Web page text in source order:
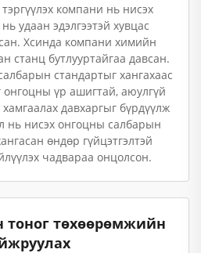
компани нь нисэх
удаан эдэлгээтэй хувцас
Хсинда компани химийн
станц бутлууртайгаа давсан.
стандартыг хангахаас
онгоцны үр ашигтай, аюулгүй
давхаргыг бүрдүүлж
нь нисэх онгоцны салбарын
өндөр гүйцэтгэлтэй
чадвараа онцолсон.
төхөөрөмжийн